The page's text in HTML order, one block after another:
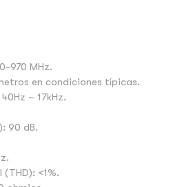
970 MHz.
en condiciones típicas.
~ 17kHz.
90 dB.
<1%.